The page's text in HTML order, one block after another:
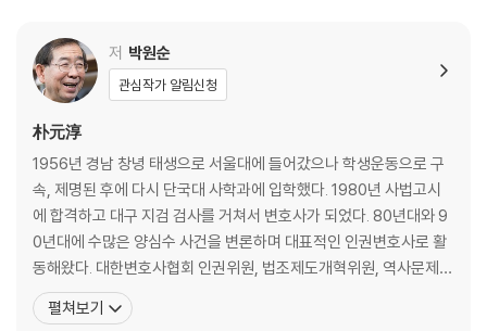
3장. 함께, 풍요의 시작
여럿이 함께-각자 힘을 모아 보다 먼 길을 좀 더 수월히 걷는 것
배려-남이 내게 해줬으면 싶은 것을 내가 남에게 먼저 행하는 것
나눔-더 크게, 많이 나눌수록 셈의 결과가 커지는 이상한 산수
다양함-일곱 색깔이 모두 갖춰져야 비로소 빛을 내는 무지개
신뢰-사람과 사람 사이를 이어주는 가장 강력한 끈
4장. 겸허, 만족의 시작
겸손-끝없이 나를 낮춤으로써 결국은 내가 맨 위에 올라가게 되는 가치
저 박원순
관심작가 알림신청
朴元淳
1956년 경남 창녕 태생으로 서울대에 들어갔으나 학생운동으로 구
속, 제명된 후에 다시 단국대 사학과에 입학했다. 1980년 사법고시
에 합격하고 대구 지검 검사를 거쳐서 변호사가 되었다. 80년대와 9
0년대에 수많은 양심수 사건을 변론하며 대표적인 인권변호사로 활
동해왔다. 대한변호사협회 인권위원, 법조제도개혁위원, 역사문제연
구소 이사장, 한겨레신문 논설위원, 한국정신대대책협의회 자문위원
으로 활동한 것도 그 시대 박 변호사의 발자취이다. 90년대 초반에는
펼쳐보기